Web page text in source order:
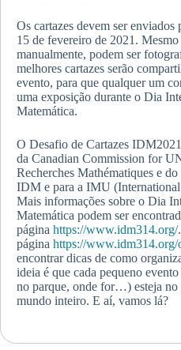
Os cartazes devem ser
15 de fevereiro de 2021.
manualmente, podem ser
melhores cartazes serão
evento, para que qualquer um
uma exposição durante o Dia
Matemática.
O Desafio de Cartazes
da Canadian Commission for
Recherches Mathématiques e
IDM e para a IMU
Mais informações sobre o Dia
Matemática podem ser
página https://www.idm314.org/
página https://www.idm314.org/
encontrar dicas de como
ideia é que cada pequeno
no parque, onde for…) esteja no
mundo inteiro. E aí, vamos lá?